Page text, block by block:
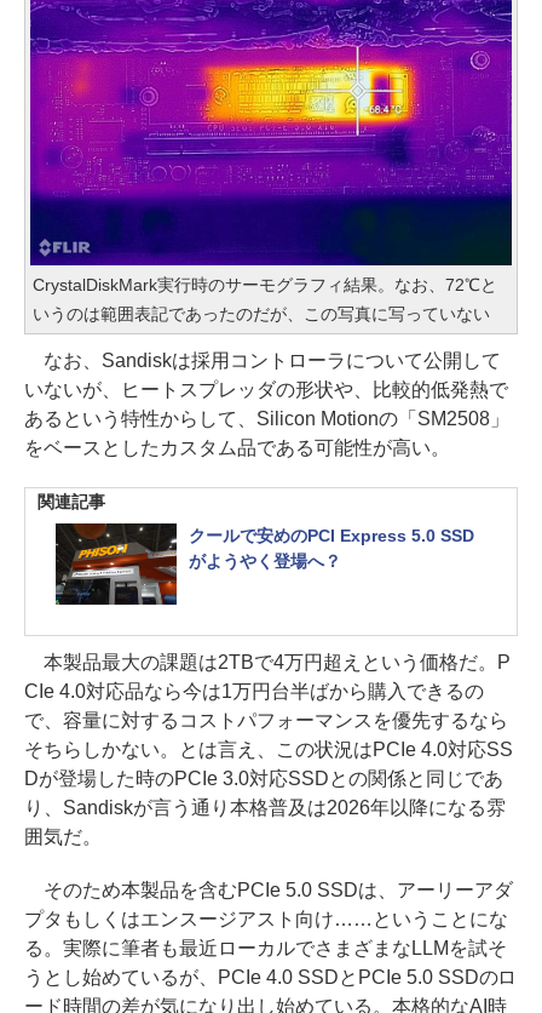
CrystalDiskMark実行時のサーモグラフィ結果。なお、72℃と
いうのは範囲表記であったのだが、この写真に写っていない
なお、Sandiskは採用コントローラについて公開して
いないが、ヒートスプレッダの形状や、比較的低発熱で
あるという特性からして、Silicon Motionの「SM2508」
をベースとしたカスタム品である可能性が高い。
関連記事
クールで安めのPCI Express 5.0 SSD
がようやく登場へ？
本製品最大の課題は2TBで4万円超えという価格だ。P
CIe 4.0対応品なら今は1万円台半ばから購入できるの
で、容量に対するコストパフォーマンスを優先するなら
そちらしかない。とは言え、この状況はPCIe 4.0対応SS
Dが登場した時のPCIe 3.0対応SSDとの関係と同じであ
り、Sandiskが言う通り本格普及は2026年以降になる雰
囲気だ。
そのため本製品を含むPCIe 5.0 SSDは、アーリーアダ
プタもしくはエンスージアスト向け……ということにな
る。実際に筆者も最近ローカルでさまざまなLLMを試そ
うとし始めているが、PCIe 4.0 SSDとPCIe 5.0 SSDのロ
ード時間の差が気になり出し始めている。本格的なAI時